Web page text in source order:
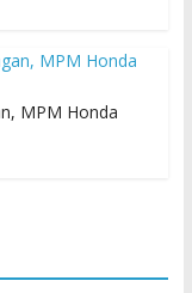
MPM Honda